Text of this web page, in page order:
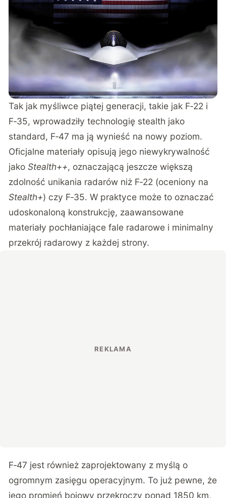
Tak jak myśliwce piątej generacji, takie jak F‑22 i
F‑35, wprowadziły technologię stealth jako
standard, F‑47 ma ją wynieść na nowy poziom.
Oficjalne materiały opisują jego niewykrywalność
jakoStealth++, oznaczającą jeszcze większą
zdolność unikania radarów niż F‑22 (oceniony na
Stealth+) czy F‑35. W praktyce może to oznaczać
udoskonaloną konstrukcję, zaawansowane
materiały pochłaniające fale radarowe i minimalny
przekrój radarowy z każdej strony.
F‑47 jest również zaprojektowany z myślą o
ogromnym zasięgu operacyjnym. To już pewne, że
jego promień bojowy przekroczy ponad 1850 km,